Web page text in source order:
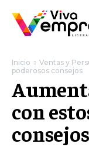
Inicio Ventas y
poderosos consejos
con
consejos